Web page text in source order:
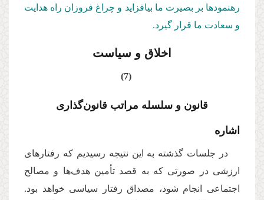
رهنمودها بر بصیرت ما بیافزاید و چراغ فروزان راه هدایت
و سعادت ما قرار گیرد.
اخلاق و سیاست
(7)
قانون و سلسله مراتب قانون‌گذاری
اشاره
در جلسات گذشته به این نتیجه رسیدیم که رفتارهای
ارزشی در صورتی که به قصد تأمین هدف‌ها و مصالح
اجتماعی انجام شود، مصداق رفتار سیاسی خواهد بود.